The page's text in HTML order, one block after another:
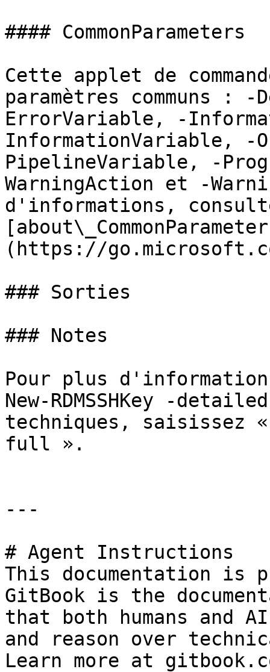
#### CommonParameters
Cette applet de
paramètres communs :
ErrorVariable, -
InformationVariable, -
PipelineVariable, -
WarningAction et -
d'informations,
(https://
### Sorties
### Notes
Pour plus
New-RDMSSHKey -
techniques, saisissez «
full ».
---
# Agent Instructions
This documentation is
GitBook is the
that both humans and
and reason over
Learn more at